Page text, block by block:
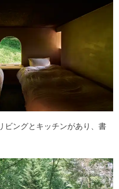
ビングとキッチンがあり、書